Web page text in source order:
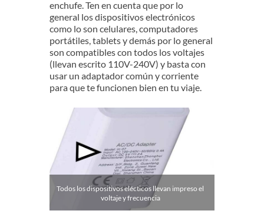
enchufe. Ten en cuenta que por lo
general los dispositivos electrónicos
como lo son celulares, computadores
portátiles, tablets y demás por lo general
son compatibles con todos los voltajes
(llevan escrito 110V-240V) y basta con
usar un adaptador común y corriente
para que te funcionen bien en tu viaje.
Todos los dispositivos elécticos llevan impreso el
voltaje y frecuencia